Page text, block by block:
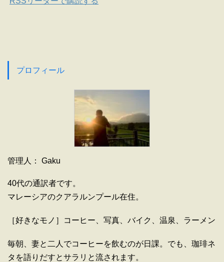
プロフィール
管理人： Gaku
40代の通訳者です。
マレーシアのクアラルンプール在住。
［好きなモノ］コーヒー、写真、バイク、温泉、ラーメン
毎朝、妻と二人でコーヒーを飲むのが日課。でも、珈琲ネ
タを語りだすとサラリと流されます。